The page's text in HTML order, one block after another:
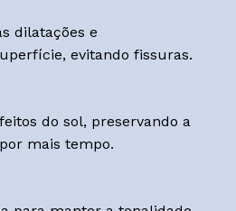
dilatações e
evitando fissuras.
do sol, preservando a
mais tempo.